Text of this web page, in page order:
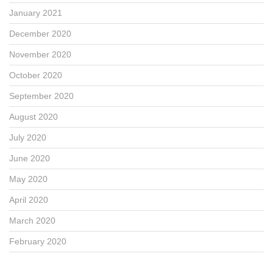
January 2021
December 2020
November 2020
October 2020
September 2020
August 2020
July 2020
June 2020
May 2020
April 2020
March 2020
February 2020